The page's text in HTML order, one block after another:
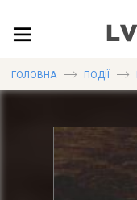
ГОЛОВНА ПОДІЇ